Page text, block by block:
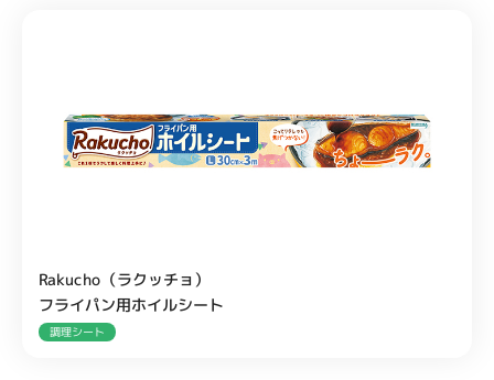
Rakucho（ラクッチョ）
フライパン用ホイルシート
調理シート